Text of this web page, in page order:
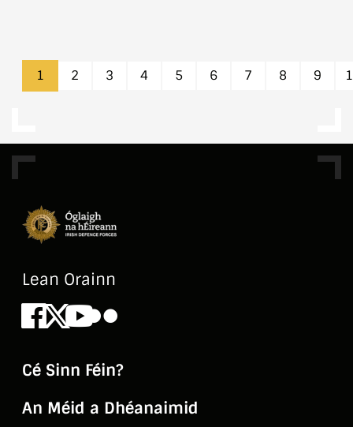
1 2 3 4 5 6 7 8 9
Lean Orainn
Facebook
X Youtube
Flickr
Cé Sinn Féin?
An Méid a Dhéanaimid